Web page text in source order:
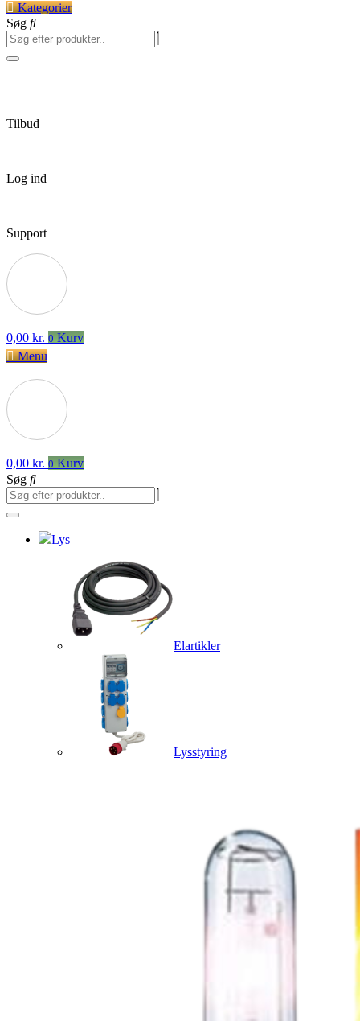
Kategorier
Søg
Tilbud
Log ind
Support
0,00 kr. 0 Kurv
Menu
0,00 kr. 0 Kurv
Søg
Lys
Elartikler
Lysstyring